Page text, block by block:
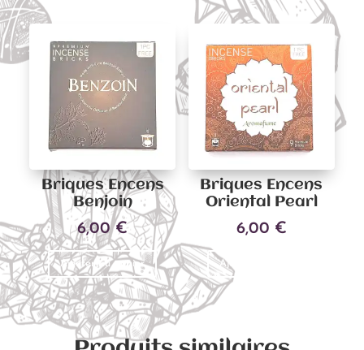
Briques Encens
Benjoin
6,00€
Ajouter au panier
Briques Encens
Oriental Pearl
6,00 €
Ajouter au panier